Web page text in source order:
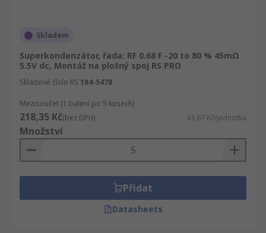
Skladem
Superkondenzátor, řada: RF 0.68 F -20 to 80 % 45mΩ
5.5V dc, Montáž na plošný spoj RS PRO
Skladové číslo RS 184-5478
Mezisoučet (1 balení po 5 kusech)
218,35 Kč(bez DPH) 43,67 Kč/jednotka
Množství
Přidat
Datasheets